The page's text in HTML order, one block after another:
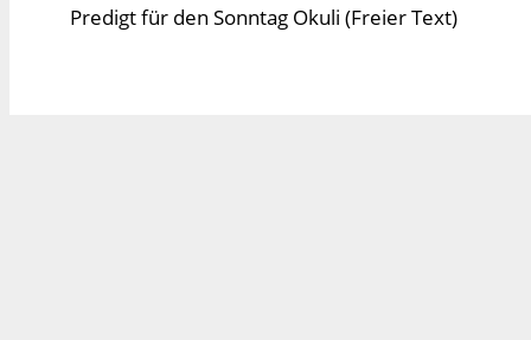
Predigt für den Sonntag Okuli (Freier Text)